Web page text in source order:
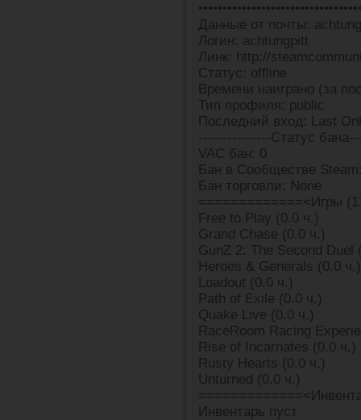
Данные от почты:
Логин: achtungpitt
Линк: http://
Статус: offline
Времени наиграно (за
Тип профиля: public
Последний вход: Last
---------------Статус
VAC бан: 0
Бан в Сообществе
Бан торговли: None
=============<Игры
Free to Play (0.0 ч.)
Grand Chase (0.0 ч.)
GunZ 2: The Second Duel
Heroes & Generals (0.0 ч.)
Loadout (0.0 ч.)
Path of Exile (0.0 ч.)
Quake Live (0.0 ч.)
RaceRoom Racing
Rise of Incarnates (0.0 ч.)
Rusty Hearts (0.0 ч.)
Unturned (0.0 ч.)
Инвентарь пуст